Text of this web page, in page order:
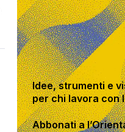
Idee, strumenti e
per chi lavora con
Abbonati a